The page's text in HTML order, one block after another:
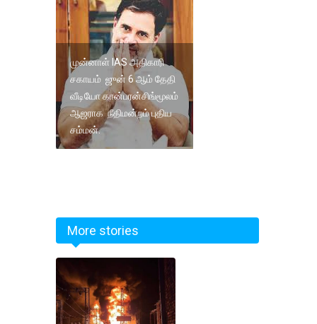
முன்னாள் IAS அதிகாரி
சகாயம் ஜுன் 6 ஆம் தேதி
வீடியோ கான்பரன்சிங்மூலம்
ஆஜராக நீதிமன்றம் புதிய
சம்மன்.
More stories